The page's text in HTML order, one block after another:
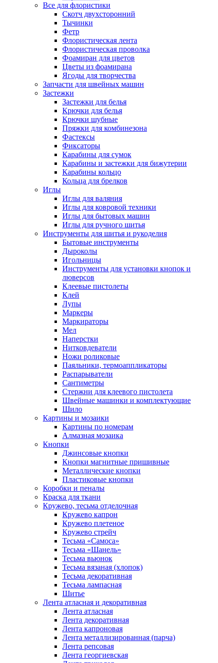
Все для флористики
Скотч двухсторонний
Тычинки
Фетр
Флористическая лента
Флористическая проволка
Фоамиран для цветов
Цветы из фоамирана
Ягоды для творчества
Запчасти для швейных машин
Застежки
Застежки для белья
Крючки для белья
Крючки шубные
Пряжки для комбинезона
Фастексы
Фиксаторы
Карабины для сумок
Карабины и застежки для бижутерии
Карабины кольцо
Кольца для брелков
Иглы
Иглы для валяния
Иглы для ковровой техники
Иглы для бытовых машин
Иглы для ручного шитья
Инструменты для шитья и рукоделия
Бытовые инструменты
Дыроколы
Игольницы
Инструменты для установки кнопок и
люверсов
Клеевые пистолеты
Клей
Лупы
Маркеры
Маркираторы
Мел
Наперстки
Нитковдеватели
Ножи роликовые
Паяльники, термоаппликаторы
Распарыватели
Сантиметры
Стержни для клеевого пистолета
Швейные машинки и комплектующие
Шило
Картины и мозаики
Картины по номерам
Алмазная мозаика
Кнопки
Джинсовые кнопки
Кнопки магнитные пришивные
Металлические кнопки
Пластиковые кнопки
Коробки и пеналы
Краска для ткани
Кружево, тесьма отделочная
Кружево капрон
Кружево плетеное
Кружево стрейч
Тесьма «Самоса»
Тесьма «Шанель»
Тесьма вьюнок
Тесьма вязаная (хлопок)
Тесьма декоративная
Тесьма лампасная
Шитье
Лента атласная и декоративная
Лента атласная
Лента декоративная
Лента капроновая
Лента металлизированная (парча)
Лента репсовая
Лента георгиевская